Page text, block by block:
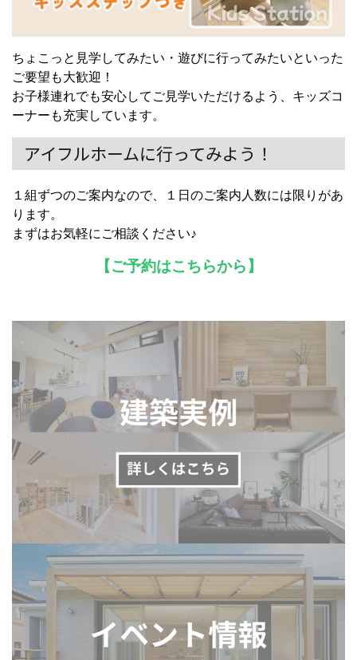
ちょこっと見学してみたい・遊びに行ってみたいといった
ご要望も大歓迎！
お子様連れでも安心してご見学いただけるよう、キッズコ
ーナーも充実しています。
アイフルホームに行ってみよう！
１組ずつのご案内なので、１日のご案内人数には限りがあ
ります。
まずはお気軽にご相談ください♪
【ご予約はこちらから】